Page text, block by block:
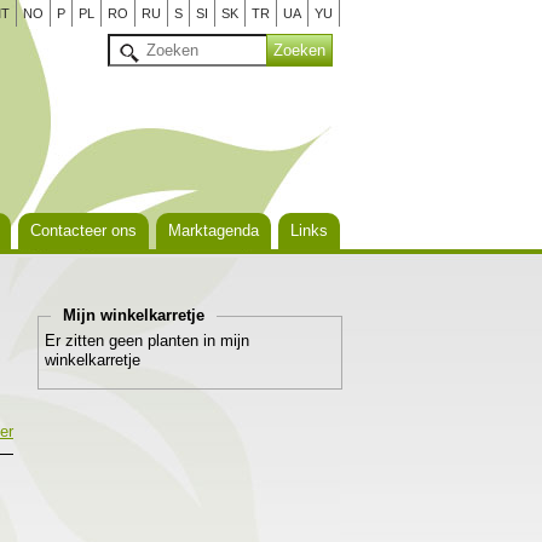
NO P PL RO RU S SI SK TR UA YU
Contacteer ons Marktagenda Links
Mijn winkelkarretje
Er zitten geen planten in mijn
winkelkarretje